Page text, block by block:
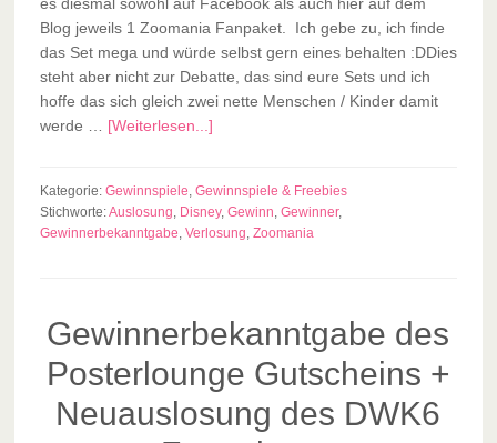
Blog jeweils 1 Zoomania Fanpaket. Ich gebe zu, ich finde
das Set mega und würde selbst gern eines behalten :DDies
steht aber nicht zur Debatte, das sind eure Sets und ich
hoffe das sich gleich zwei nette Menschen / Kinder damit
werde … [Weiterlesen...]
Kategorie: Gewinnspiele, Gewinnspiele & Freebies
Stichworte:Auslosung, Disney, Gewinn, Gewinner,
Gewinnerbekanntgabe, Verlosung, Zoomania
Gewinnerbekanntgabe des
Posterlounge Gutscheins +
Neuauslosung des DWK6